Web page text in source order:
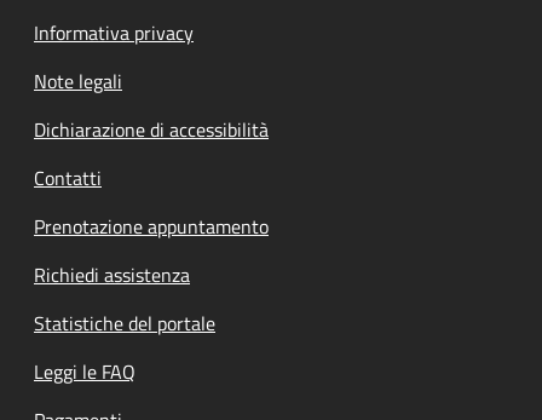
Informativa privacy
Note legali
Dichiarazione di accessibilità
Contatti
Prenotazione appuntamento
Richiedi assistenza
Statistiche del portale
Leggi le FAQ